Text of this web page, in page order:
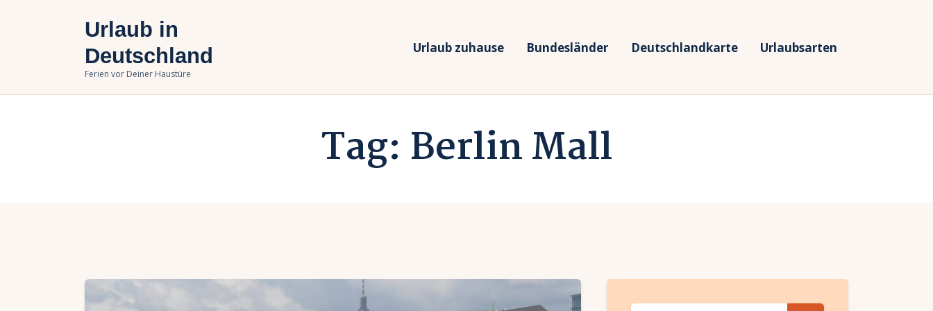
Urlaub in
Deutschland
Ferien vor Deiner Haustüre
Urlaub zuhause Bundesländer Deutschlandkarte Urlaubsarten
Tag: Berlin Mall
Bundesländer
Urlaubsarten